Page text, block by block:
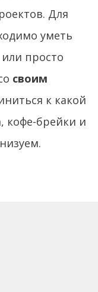
Для
уметь
просто
своим
к какой
кофе-брейки и